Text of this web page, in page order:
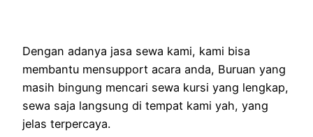
Dengan adanya jasa sewa kami, kami bisa
membantu mensupport acara anda, Buruan yang
masih bingung mencari sewa kursi yang lengkap,
sewa saja langsung di tempat kami yah, yang
jelas terpercaya.